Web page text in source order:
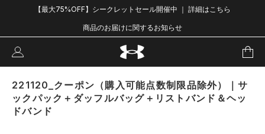
【最大75%OFF】シークレットセール開催中 ｜ 詳細はこちら
商品のお届けに関するお知らせ
221120_クーポン（購入可能点数制限品除外）｜サ
ックパック＋ダッフルバッグ＋リストバンド＆ヘッ
ドバンド